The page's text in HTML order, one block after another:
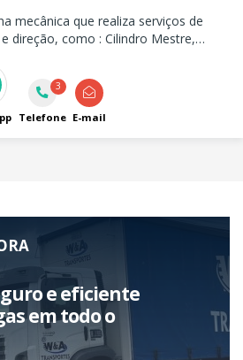
que realiza serviços de
direção, como : Cilindro Mestre,
Pinças, Retifica em disco e
3
Telefone E-mail
e eficiente
em todo o